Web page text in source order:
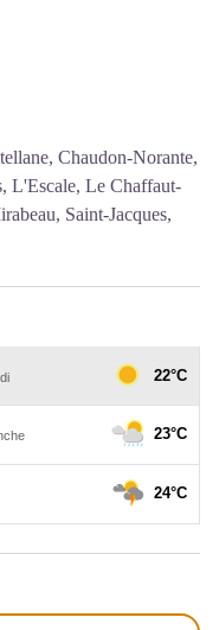
Chaudon-Norante,
L'Escale, Le Chaffaut-
Saint-Jacques,